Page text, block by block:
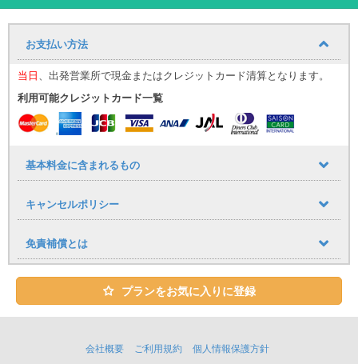
心のこもったおもてなしで、お客様をお迎え致します。
★ユニバースレンタカーをご利用のお客様への嬉しいサービス
・ETC、カーナビ、全車標準装備！
・タクシー送迎サービス
那覇空港到着しましたら出口１番を出てタクシーで店舗までお越し
下さい。
※領収書の提出が必要となります。
レンタカーご予約１台につきタクシー１台分返金（５名様以上の場
合はジャンボタクシーをご利用ください。）
※タクシー複数台でご来店の場合、２台目以降のタクシー代はご返金
※那覇空港にはジャンボタクシー乗り場がございます。当日ジャンボ
タクシーに空車がない場合は店舗までご連絡ください。
お帰りの際の送迎は、18時半までのご返却で那覇空港もしくは赤嶺
お支払い方法
当日
、出発営業所で現金またはクレジットカード清算となります。
利用可能クレジットカード一覧
基本料金に含まれるもの
キャンセルポリシー
免責補償とは
プランをお気に入りに登録
会社概要 ご利用規約 個人情報保護方針